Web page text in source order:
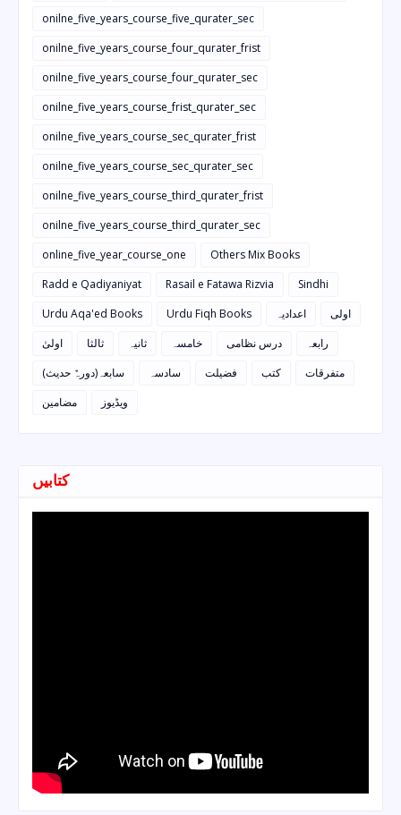
onilne_five_years_course_five_qurater_sec
onilne_five_years_course_four_qurater_frist
onilne_five_years_course_four_qurater_sec
onilne_five_years_course_frist_qurater_sec
onilne_five_years_course_sec_qurater_frist
onilne_five_years_course_sec_qurater_sec
onilne_five_years_course_third_qurater_frist
onilne_five_years_course_third_qurater_sec
online_five_year_course_one
Others Mix Books
Radd e Qadiyaniyat
Rasail e Fatawa Rizvia
Sindhi
Urdu Aqa'ed Books
Urdu Fiqh Books اعدادیہ
اولی
اولیٰ
ثالثا ثانیہ خامسہ درس نظامی
رابعہ
سابعہ(دورہٌ حدیث)
سادسہ فضیلت کتب
متفرقات
مضامین
ویڈیوز
کتابیں